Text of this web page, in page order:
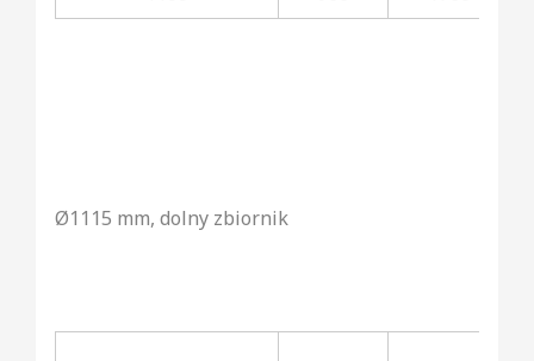
Ø1115 mm, dolny zbiornik